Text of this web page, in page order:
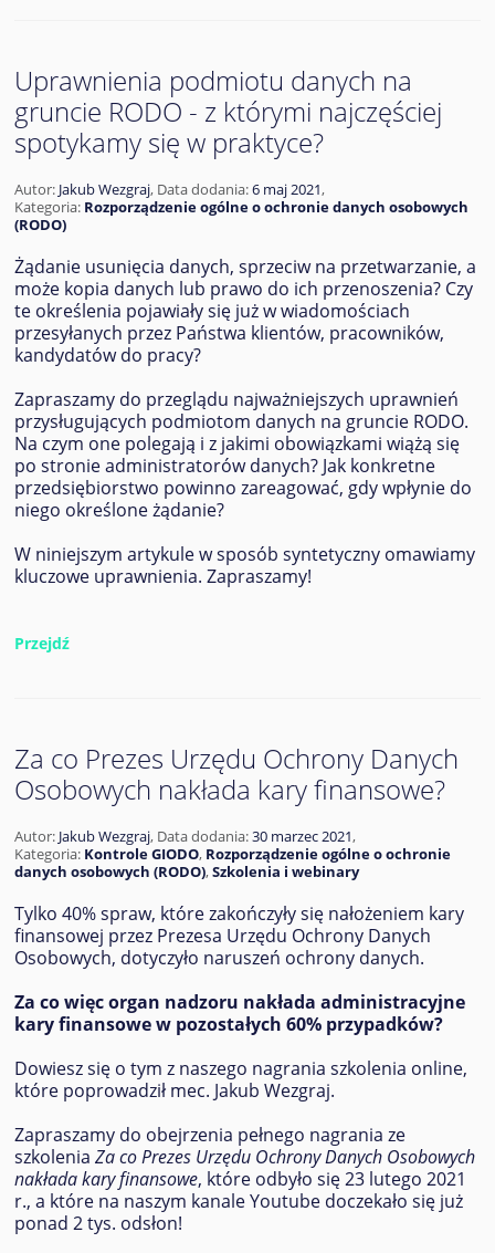
Uprawnienia podmiotu danych na
gruncie RODO - z którymi najczęściej
spotykamy się w praktyce?
Autor: Jakub Wezgraj, Data dodania:6 maj 2021,
Kategoria: Rozporządzenie ogólne o ochronie danych osobowych
(RODO)
Żądanie usunięcia danych, sprzeciw na przetwarzanie, a
może kopia danych lub prawo do ich przenoszenia? Czy
te określenia pojawiały się już w wiadomościach
przesyłanych przez Państwa klientów, pracowników,
kandydatów do pracy?
Zapraszamy do przeglądu najważniejszych uprawnień
przysługujących podmiotom danych na gruncie RODO.
Na czym one polegają i z jakimi obowiązkami wiążą się
po stronie administratorów danych? Jak konkretne
przedsiębiorstwo powinno zareagować, gdy wpłynie do
niego określone żądanie?
W niniejszym artykule w sposób syntetyczny omawiamy
kluczowe uprawnienia. Zapraszamy!
Przejdź
Za co Prezes Urzędu Ochrony Danych
Osobowych nakłada kary finansowe?
Autor: Jakub Wezgraj, Data dodania:30 marzec 2021,
Kategoria: Kontrole GIODO, Rozporządzenie ogólne o ochronie
danych osobowych (RODO),Szkolenia i webinary
Tylko 40% spraw, które zakończyły się nałożeniem kary
finansowej przez Prezesa Urzędu Ochrony Danych
Osobowych, dotyczyło naruszeń ochrony danych.
Za co więc organ nadzoru nakłada administracyjne
kary finansowe w pozostałych 60% przypadków?
Dowiesz się o tym z naszego nagrania szkolenia online,
które poprowadził mec. Jakub Wezgraj.
Zapraszamy do obejrzenia pełnego nagrania ze
szkoleniaZa co Prezes Urzędu Ochrony Danych Osobowych
nakłada kary finansowe, które odbyło się 23 lutego 2021
r., a które na naszym kanale Youtube doczekało się już
ponad 2 tys. odsłon!